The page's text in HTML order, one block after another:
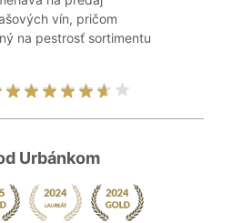
vín, pričom
na pestrosť sortimentu
Urbánkom